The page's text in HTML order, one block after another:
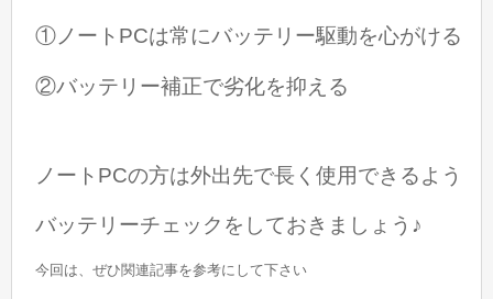
①ノートPCは常にバッテリー駆動を心がける
②バッテリー補正で劣化を抑える
ノートPCの方は外出先で長く使用できるよう
バッテリーチェックをしておきましょう♪
今回は、ぜひ関連記事を参考にして下さい